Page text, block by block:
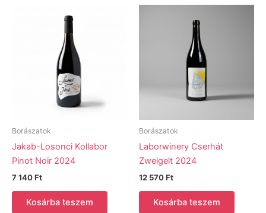
Borászatok
Jakab-Losonci Kollabor
Pinot Noir 2024
7 140Ft
Kosárba teszem
Borászatok
Laborwinery Cserhát
Zweigelt 2024
12 570Ft
Kosárba teszem